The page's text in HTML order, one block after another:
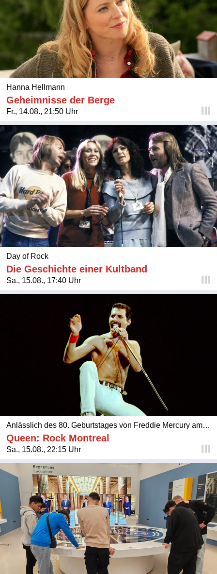
Hanna Hellmann
Geheimnisse der Berge
Fr., 14.08., 21:50 Uhr
Day of Rock
Die Geschichte einer Kultband
Sa., 15.08., 17:40 Uhr
Anlässlich des 80. Geburtstages von Freddie Mercury am
05.09.:
Queen: Rock Montreal
Sa., 15.08., 22:15 Uhr